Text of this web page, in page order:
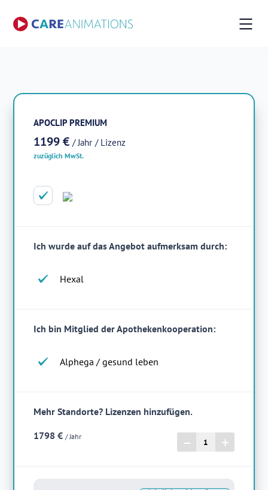
APOCLIPPREMIUM
1199 € / Jahr / Lizenz
zuzüglich MwSt.
Ich wurde auf das Angebot aufmerksam durch:
Hexal
Ich bin Mitglied der Apothekenkooperation:
Alphega / gesund leben
Mehr Standorte? Lizenzen hinzufügen.
1798 € / Jahr – +